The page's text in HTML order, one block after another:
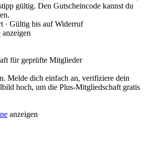
gültig. Den Gutscheincode kannst du
· Gültig bis auf Widerruf
anzeigen
für geprüfte Mitglieder
Melde dich einfach an, verifiziere dein
hoch, um die Plus-Mitgliedschaft gratis
anzeigen